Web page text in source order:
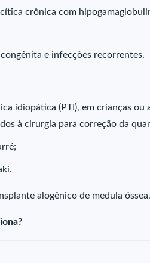
crônica com
e infecções recorrentes.
idiopática (PTI), em crianças
à cirurgia para correção da
alogênico de medula óssea.